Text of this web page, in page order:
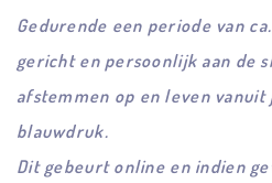
Gedurende een periode van
gericht en persoonlijk aan de
afstemmen op en leven
blauwdruk.
Dit gebeurt online en indien